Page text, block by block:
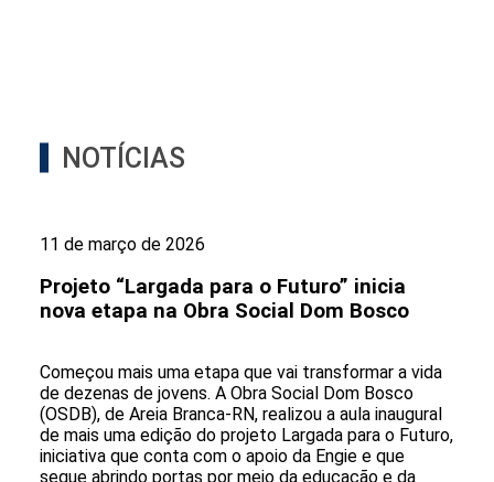
NOTÍCIAS
11 de março de 2026
Projeto “Largada para o Futuro” inicia
nova etapa na Obra Social Dom Bosco
Começou mais uma etapa que vai transformar a vida
de dezenas de jovens. A Obra Social Dom Bosco
(OSDB), de Areia Branca-RN, realizou a aula inaugural
de mais uma edição do projeto Largada para o Futuro,
iniciativa que conta com o apoio da Engie e que
segue abrindo portas por meio da educação e da